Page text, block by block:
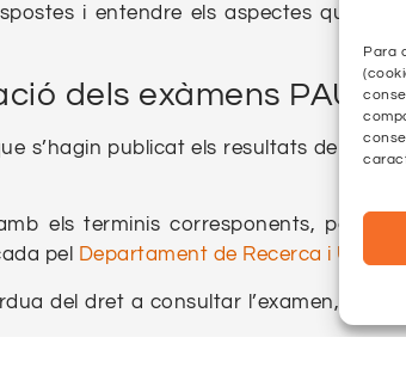
Para
i entendre els aspectes que han
dels exàmens PAU?
s’hagin publicat els resultats de les
els terminis corresponents, per la
pel
Departament de Recerca i
del dret a consultar l’examen,